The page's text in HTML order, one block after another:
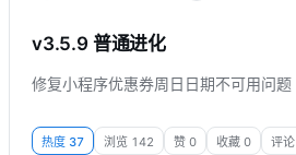
v3.5.9 普通进化
修复小程序优惠券周日日期不可用问题
热度 37 浏览 142 赞 0 收藏 0 评论